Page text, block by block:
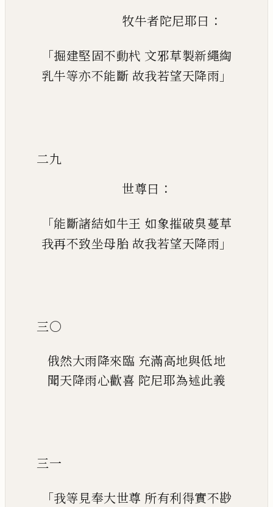
牧牛者陀尼耶曰 ：
「掘建堅固不動杙 文邪草製新繩綯
乳牛等亦不能斷 故我若望天降雨 」
二九
世尊曰 ：
「能斷諸結如牛王 如象摧破臭蔓草
我再不致坐母胎 故我若望天降雨 」
三〇
俄然大雨降來臨 充滿高地與低地
聞天降雨心歡喜 陀尼耶為述此義
三一
「我等見奉大世尊 所有利得實不尠